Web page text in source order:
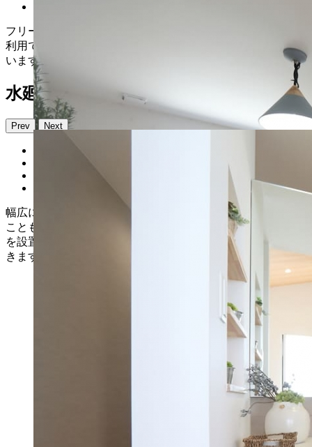
フリースペースは将来壁を立てて5畳2部屋の子供部屋として
利用できるよう、窓や照明・配線計画を左右対称に施工して
います。
水廻り
Prev Next
幅広にスペースを確保した洗面では2人並んで身支度をする
ことも可能。脱衣スペースには物干し金物や造作カウンター
を設置し、室内干しやアイロン掛けもこのスペースで完結で
きます。